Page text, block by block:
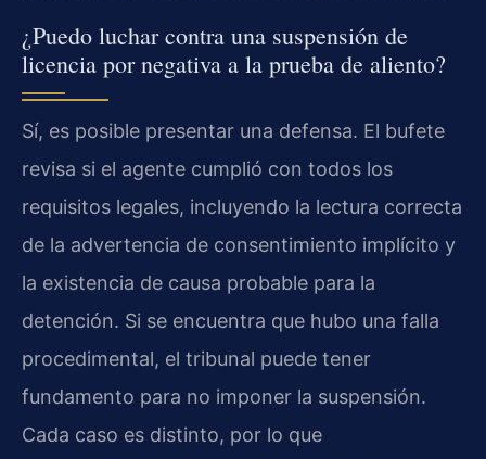
¿Puedo luchar contra una suspensión de
licencia por negativa a la prueba de aliento?
Sí, es posible presentar una defensa. El bufete
revisa si el agente cumplió con todos los
requisitos legales, incluyendo la lectura correcta
de la advertencia de consentimiento implícito y
la existencia de causa probable para la
detención. Si se encuentra que hubo una falla
procedimental, el tribunal puede tener
fundamento para no imponer la suspensión.
Cada caso es distinto, por lo que